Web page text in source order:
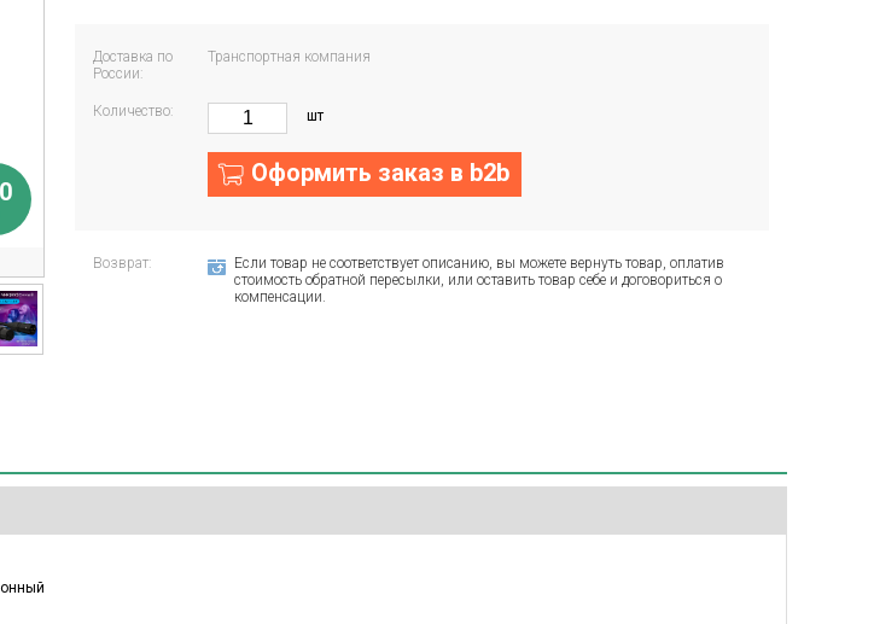
Доставка по
России:
Транспортная компания
Количество: шт
Оформить заказ в b2b
Возврат:
Если товар не соответствует описанию, вы можете вернуть товар, оплатив
стоимость обратной пересылки, или оставить товар себе и договориться о
компенсации.